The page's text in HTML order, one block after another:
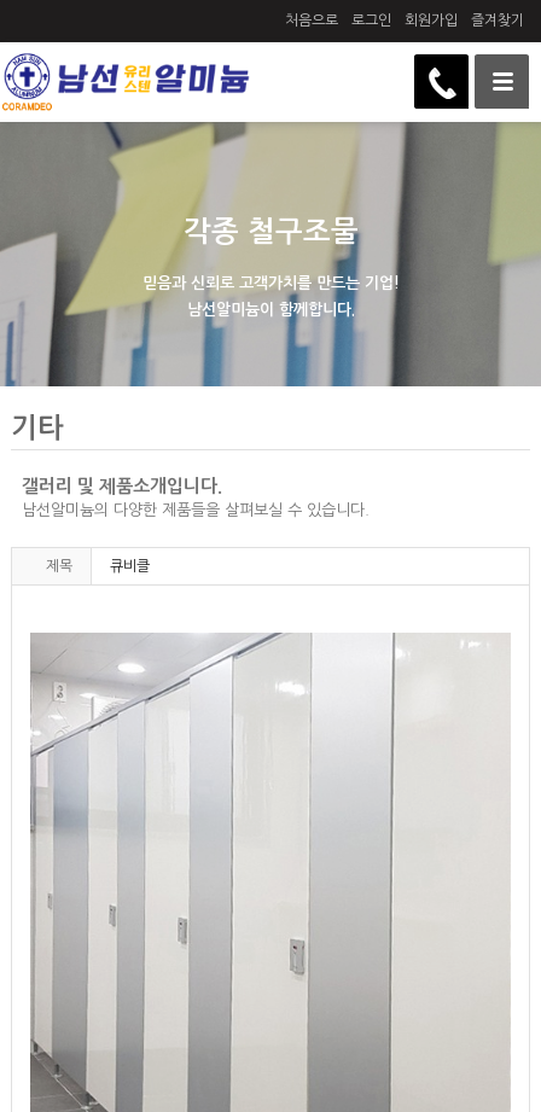
처음으로 로그인 회원가입 즐겨찾기
각종 철구조물
믿음과 신뢰로 고객가치를 만드는 기업!
남선알미늄이 함께합니다.
기타
갤러리 및 제품소개입니다.
남선알미늄의 다양한 제품들을 살펴보실 수 있습니다.
제목 큐비클